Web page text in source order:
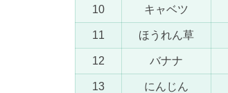
10 キャベツ
11 ほうれん草
12 バナナ
13 にんじん